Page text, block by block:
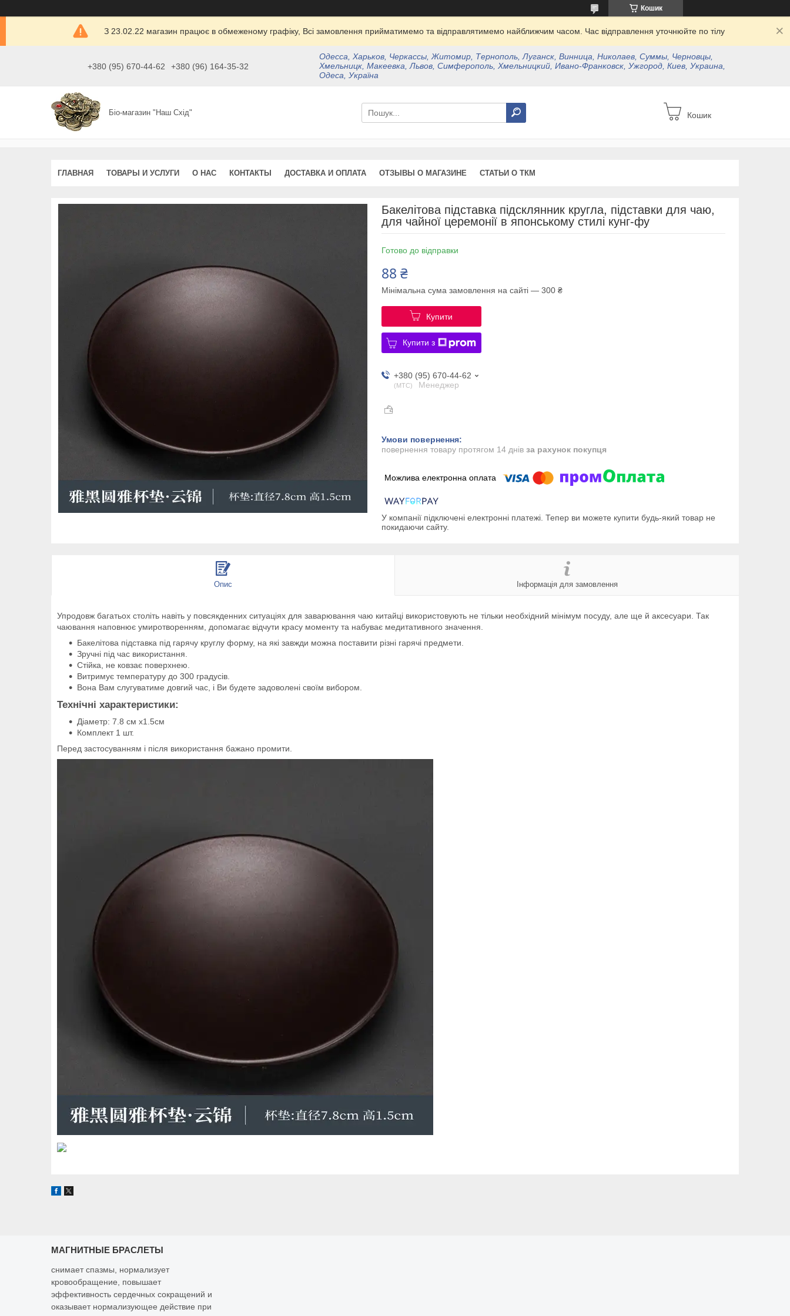
Кошик
З 23.02.22 магазин працює в обмеженому графіку, Всі замовлення прийматимемо та відправлятимемо найближчим часом. Час відправлення уточнюйте по тілу
+380 (95) 670-44-62 +380 (96) 164-35-32
Одесса, Харьков, Черкассы, Житомир, Тернополь, Луганск, Винница, Николаев, Суммы, Черновцы,
Хмельницк, Макеевка, Львов, Симферополь, Хмельницкий, Ивано-Франковск, Ужгород, Киев, Украина,
Одеса, Україна
Біо-магазин "Наш Схід" Кошик
ГЛАВНАЯ ТОВАРЫ И УСЛУГИ О НАС КОНТАКТЫ ДОСТАВКА И ОПЛАТА ОТЗЫВЫ О МАГАЗИНЕ СТАТЬИ О ТКМ
Бакелітова підставка підсклянник кругла, підставки для чаю,
для чайної церемонії в японському стилі кунг-фу
Готово до відправки
88 ₴
Мінімальна сума замовлення на сайті — 300 ₴
Купити
Купити з
+380 (95) 670-44-62
МТС Менеджер
повернення товару протягом 14 днів за рахунок покупця
У компанії підключені електронні платежі. Тепер ви можете купити будь-який товар не
покидаючи сайту.
Опис Інформація для замовлення
Упродовж багатьох століть навіть у повсякденних ситуаціях для заварювання чаю китайці використовують не тільки необхідний мінімум посуду, але ще й аксесуари. Так
чаювання наповнює умиротворенням, допомагає відчути красу моменту та набуває медитативного значення.
Бакелітова підставка під гарячу круглу форму, на які завжди можна поставити різні гарячі предмети.
Зручні під час використання.
Стійка, не ковзає поверхнею.
Витримує температуру до 300 градусів.
Вона Вам слугуватиме довгий час, і Ви будете задоволені своїм вибором.
Технічні характеристики:
Діаметр: 7.8 см х1.5см
Комплект 1 шт.
Перед застосуванням і після використання бажано промити.
МАГНИТНЫЕ БРАСЛЕТЫ
снимает спазмы, нормализует
кровообращение, повышает
эффективность сердечных сокращений и
оказывает нормализующее действие при